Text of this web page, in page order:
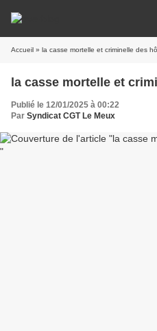
Accueil » la casse mortelle et criminelle des
la casse mortelle et
Publié le 12/01/2025 à 00:22
Par Syndicat CGT Le Meux